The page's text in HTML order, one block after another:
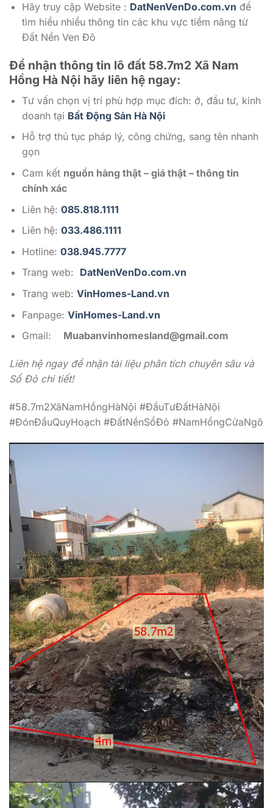
Hãy truy cập Website : DatNenVenDo.com.vn để
tìm hiểu nhiều thông tin các khu vực tiềm năng từ
Đất Nền Ven Đô
Để nhận thông tin lô đất 58.7m2 Xã Nam
Hồng Hà Nội hãy liên hệ ngay:
Tư vấn chọn vị trí phù hợp mục đích: ở, đầu tư, kinh
doanh tại Bất Động Sản Hà Nội
Hỗ trợ thủ tục pháp lý, công chứng, sang tên nhanh
gọn
Cam kết nguồn hàng thật – giá thật – thông tin
chính xác
Liên hệ: 085.818.1111
Liên hệ: 033.486.1111
Hotline: 038.945.7777
Trang web: DatNenVenDo.com.vn
Trang web: VinHomes-Land.vn
Fanpage: VinHomes-Land.vn
Gmail: Muabanvinhomesland@gmail.com
Liên hệ ngay để nhận tài liệu phân tích chuyên sâu và
Sổ Đỏ chi tiết!
#58.7m2XãNamHồngHàNội #ĐầuTưĐấtHàNội
#ĐónĐầuQuyHoạch #ĐấtNềnSổĐỏ #NamHồngCửaNgõ